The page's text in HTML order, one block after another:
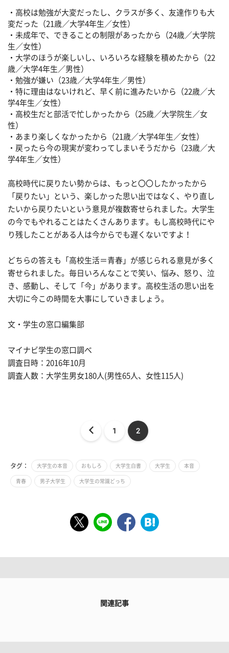
・高校は勉強が大変だったし、クラスが多く、友達作りも大
変だった（21歳／大学4年生／女性）
・未成年で、できることの制限があったから（24歳／大学院
生／女性）
・大学のほうが楽しいし、いろいろな経験を積めたから（22
歳／大学4年生／男性）
・勉強が嫌い（23歳／大学4年生／男性）
・特に理由はないけれど、早く前に進みたいから（22歳／大
学4年生／女性）
・高校生だと部活で忙しかったから（25歳／大学院生／女
性）
・あまり楽しくなかったから（21歳／大学4年生／女性）
・戻ったら今の現実が変わってしまいそうだから（23歳／大
学4年生／女性）
高校時代に戻りたい勢からは、もっと〇〇したかったから
「戻りたい」という、楽しかった思い出ではなく、やり直し
たいから戻りたいという意見が複数寄せられました。大学生
の今でもやれることはたくさんあります。もし高校時代にや
り残したことがある人は今からでも遅くないですよ！
どちらの答えも「高校生活＝青春」が感じられる意見が多く
寄せられました。毎日いろんなことで笑い、悩み、怒り、泣
き、感動し、そして「今」があります。高校生活の思い出を
大切に今この時間を大事にしていきましょう。
文・学生の窓口編集部
マイナビ学生の窓口調べ
調査日時：2016年10月
調査人数：大学生男女180人(男性65人、女性115人)
1 2
タグ： 大学生の本音 おもしろ 大学生白書 大学生 本音
青春 男子大学生 大学生の常識どっち
関連記事